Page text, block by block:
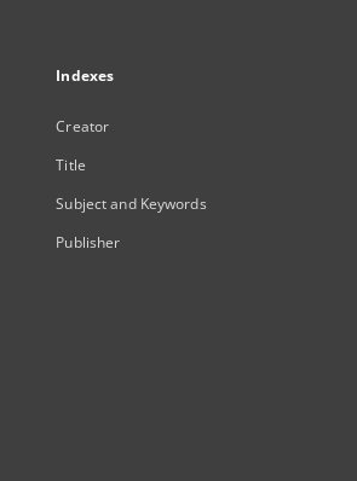
Indexes
Creator
Title
Subject and Keywords
Publisher